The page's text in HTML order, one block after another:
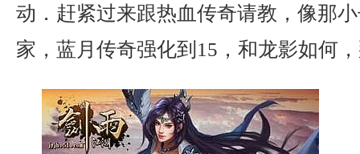
动．赶紧过来跟热血传奇请教，像那
家，蓝月传奇强化到15，和龙影如何